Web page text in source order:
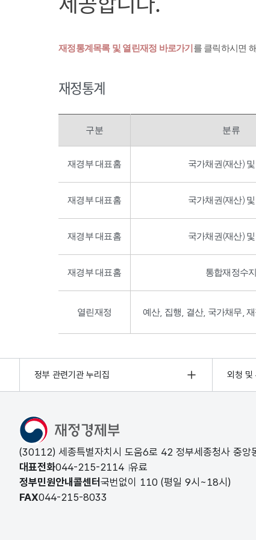
재정통계목록 및 열린재정 바로가기 를 클릭하시면
재정통계
구분 분류
재경부 대표홈 국가채권(재산)
재경부 대표홈 국가채권(재산)
재경부 대표홈 국가채권(재산)
재경부 대표홈 통합재정수지
열린재정 예산, 집행, 결산, 국가채무,
정부 관련기관 누리집 외청 및
(30112) 세종특별자치시 도움6로 42 정부세종청사 중앙
대표전화044-215-2114 유료
정부민원안내콜센터 국번없이 110 (평일 9시~18시)
FAX044-215-8033